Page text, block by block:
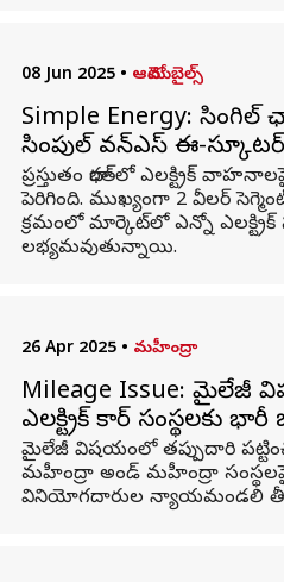
08 Jun 2025 • ఆటోమొబైల్స్
Simple Energy: సింగిల్
సింపుల్ వన్‌ఎస్‌ ఈ-స్కూటర్‌
ప్రస్తుతం భారత్‌లో ఎలక్ట్రిక్
పెరిగింది. ముఖ్యంగా 2 వీలర్
క్రమంలో మార్కెట్‌లో ఎన్నో ఎలక్ట్రిక్
లభ్యమవుతున్నాయి.
26 Apr 2025 • మహీంద్రా
Mileage Issue:
ఎలక్ట్రిక్‌ కార్‌ సంస్థలకు
మైలేజీ విషయంలో తప్పుదారి
మహీంద్రా అండ్ మహీంద్రా
వినియోగదారుల న్యాయమండలి